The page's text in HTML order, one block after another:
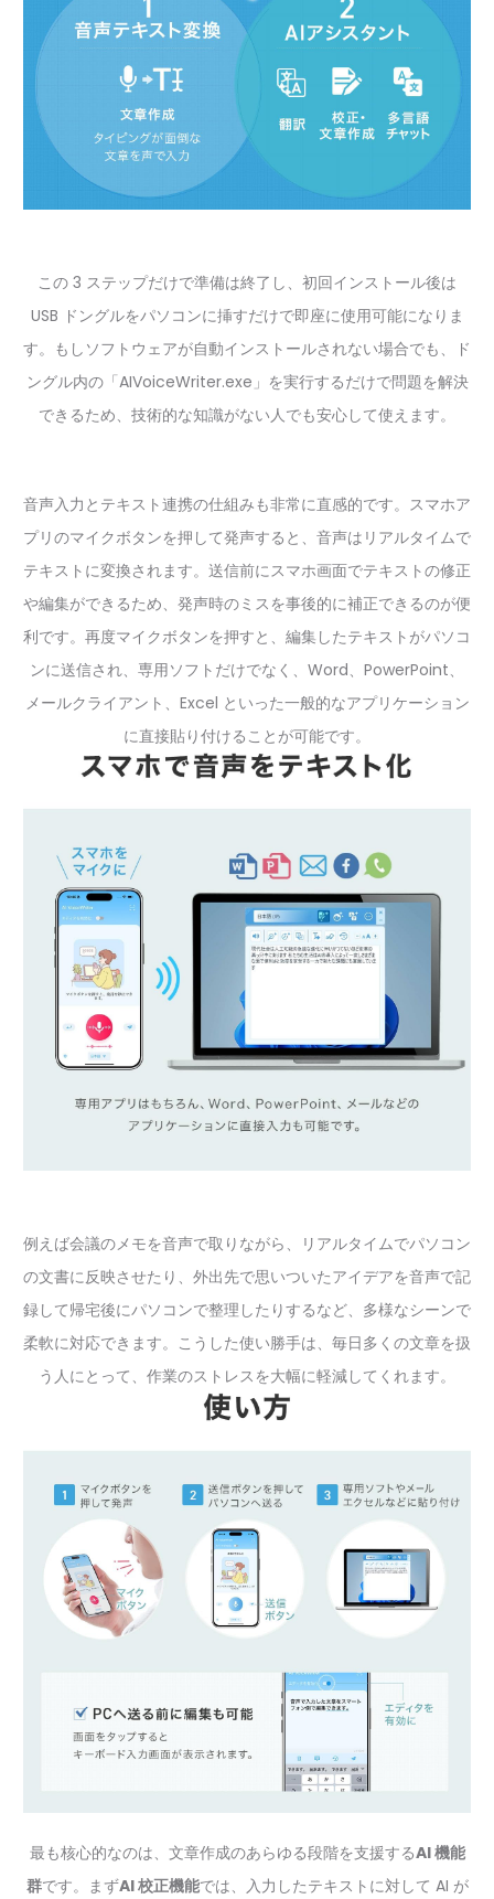
この 3 ステップだけで準備は終了し、初回インストール後は
USB ドングルをパソコンに挿すだけで即座に使用可能になりま
す。もしソフトウェアが自動インストールされない場合でも、ド
ングル内の「AIVoiceWriter.exe」を実行するだけで問題を解決
できるため、技術的な知識がない人でも安心して使えます。
音声入力とテキスト連携の仕組みも非常に直感的です。スマホア
プリのマイクボタンを押して発声すると、音声はリアルタイムで
テキストに変換されます。送信前にスマホ画面でテキストの修正
や編集ができるため、発声時のミスを事後的に補正できるのが便
利です。再度マイクボタンを押すと、編集したテキストがパソコ
ンに送信され、専用ソフトだけでなく、Word、PowerPoint、
メールクライアント、Excel といった一般的なアプリケーション
に直接貼り付けることが可能です。
例えば会議のメモを音声で取りながら、リアルタイムでパソコン
の文書に反映させたり、外出先で思いついたアイデアを音声で記
録して帰宅後にパソコンで整理したりするなど、多様なシーンで
柔軟に対応できます。こうした使い勝手は、毎日多くの文章を扱
う人にとって、作業のストレスを大幅に軽減してくれます。
最も核心的なのは、文章作成のあらゆる段階を支援するAI 機能
群です。まずAI 校正機能では、入力したテキストに対して AI が